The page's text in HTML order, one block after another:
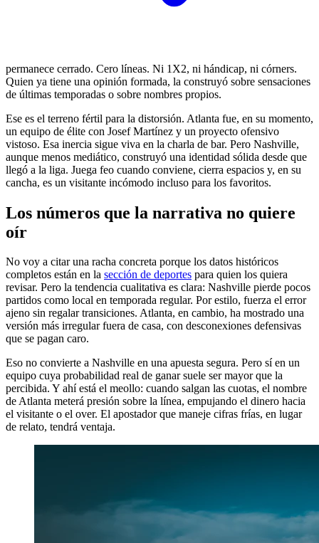
permanece cerrado. Cero líneas. Ni 1X2, ni hándicap, ni córners.
Quien ya tiene una opinión formada, la construyó sobre sensaciones
de últimas temporadas o sobre nombres propios.
Ese es el terreno fértil para la distorsión. Atlanta fue, en su momento,
un equipo de élite con Josef Martínez y un proyecto ofensivo
vistoso. Esa inercia sigue viva en la charla de bar. Pero Nashville,
aunque menos mediático, construyó una identidad sólida desde que
llegó a la liga. Juega feo cuando conviene, cierra espacios y, en su
cancha, es un visitante incómodo incluso para los favoritos.
Los números que la narrativa no quiere
oír
No voy a citar una racha concreta porque los datos históricos
completos están en la sección de deportes para quien los quiera
revisar. Pero la tendencia cualitativa es clara: Nashville pierde pocos
partidos como local en temporada regular. Por estilo, fuerza el error
ajeno sin regalar transiciones. Atlanta, en cambio, ha mostrado una
versión más irregular fuera de casa, con desconexiones defensivas
que se pagan caro.
Eso no convierte a Nashville en una apuesta segura. Pero sí en un
equipo cuya probabilidad real de ganar suele ser mayor que la
percibida. Y ahí está el meollo: cuando salgan las cuotas, el nombre
de Atlanta meterá presión sobre la línea, empujando el dinero hacia
el visitante o el over. El apostador que maneje cifras frías, en lugar
de relato, tendrá ventaja.